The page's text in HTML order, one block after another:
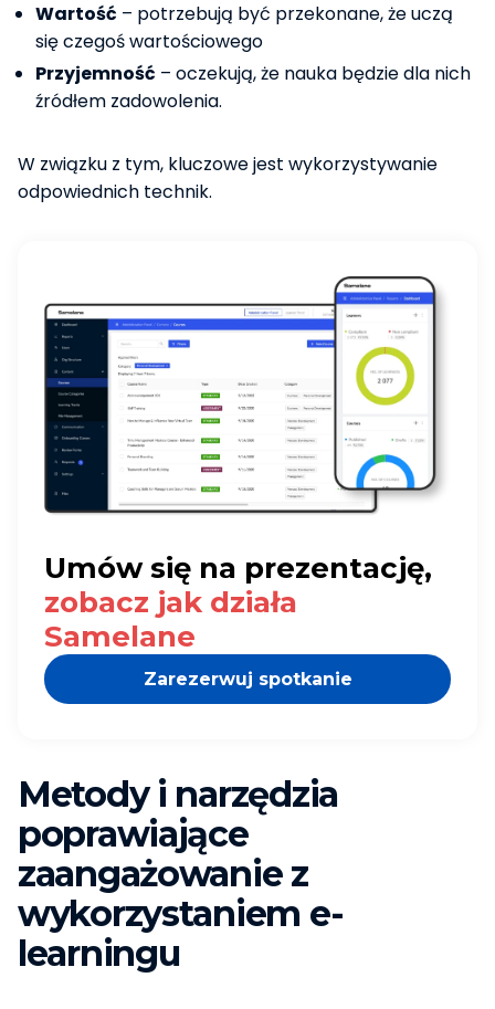
Wartość – potrzebują być przekonane, że uczą
się czegoś wartościowego
Przyjemność – oczekują, że nauka będzie dla nich
źródłem zadowolenia.
W związku z tym, kluczowe jest wykorzystywanie
odpowiednich technik.
Umów się na prezentację,
zobacz jak działa
Samelane
Zarezerwuj spotkanie
Metody i narzędzia
poprawiające
zaangażowanie z
wykorzystaniem e-
learningu